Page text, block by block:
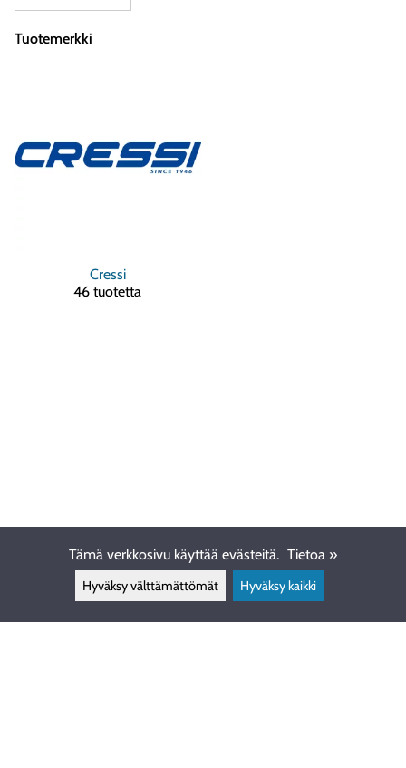
Tuotemerkki
Cressi
46 tuotetta
Tämä verkkosivu käyttää evästeitä. Tietoa »
Hyväksy välttämättömät Hyväksy kaikki